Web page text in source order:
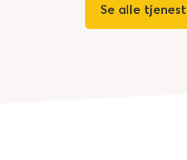
Se alle